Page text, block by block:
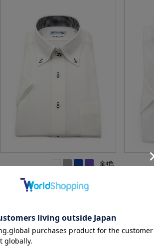
全4色
イシャツ DRY AIR生地【べとつき軽
減】ドライエアー 通気性 ツイル ワ
イシャツ ドゥエボットーニ i-shirt
価格： 6,050円 (税込)
34%off
WEB価格：
【冷感/
シャツ
ミワイ
ワイシ
34%off